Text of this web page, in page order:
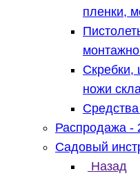
пленки,
Скребки,
ножи
Распродажа -
Садовый
Назад